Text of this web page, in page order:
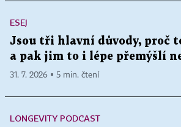
ESEJ
Jsou tři hlavní důvody, proč
a pak jim to i lépe přemýšlí
31. 7. 2026 ▪ 5 min. čtení
LONGEVITY PODCAST